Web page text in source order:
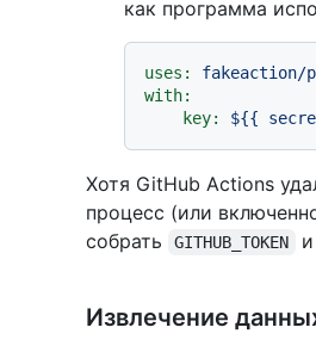
как программа
uses:
fakeaction/
with:
key:
${{
Хотя GitHub Actions
процесс (или
собрать
GITHUB_TOKEN
Извлечение